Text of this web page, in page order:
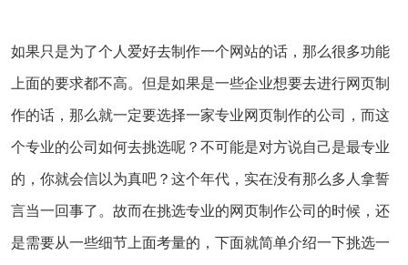
如果只是为了个人爱好去制作一个网站的话，那么很多功能
上面的要求都不高。但是如果是一些企业想要去进行网页制
作的话，那么就一定要选择一家专业网页制作的公司，而这
个专业的公司如何去挑选呢？不可能是对方说自己是最专业
的，你就会信以为真吧？这个年代，实在没有那么多人拿誓
言当一回事了。故而在挑选专业的网页制作公司的时候，还
是需要从一些细节上面考量的，下面就简单介绍一下挑选一